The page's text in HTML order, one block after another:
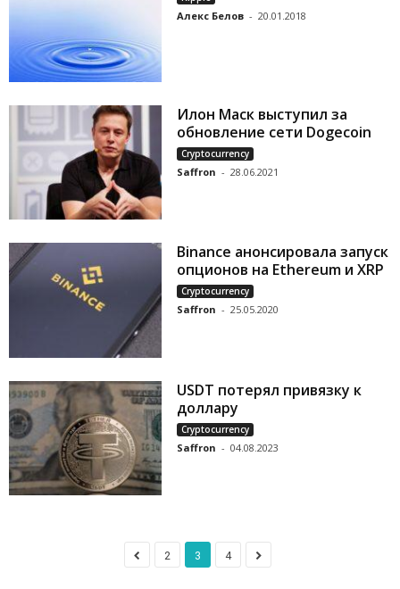
Алекс Белов - 20.01.2018
Илон Маск выступил за
обновление сети Dogecoin
Cryptocurrency
Saffron - 28.06.2021
Binance анонсировала запуск
опционов на Ethereum и XRP
Cryptocurrency
Saffron - 25.05.2020
USDT потерял привязку к
доллару
Cryptocurrency
Saffron - 04.08.2023
2 3 4